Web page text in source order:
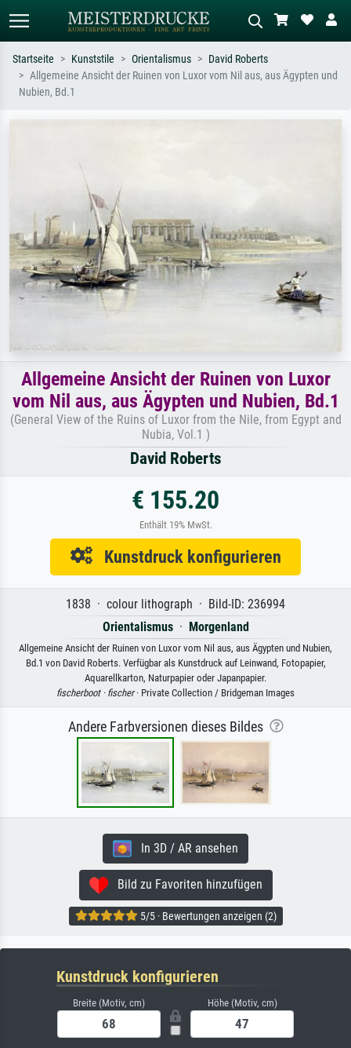
Startseite Kunststile Orientalismus
David Roberts
Allgemeine Ansicht der Ruinen von Luxor vom Nil aus, aus Ägypten und
Nubien, Bd.1
Allgemeine Ansicht der Ruinen von Luxor
vom Nil aus, aus Ägypten und Nubien, Bd.1
(General View of the Ruins of Luxor from the Nile, from Egypt and
Nubia, Vol.1 )
David Roberts
€ 155.20
Enthält 19% MwSt.
Kunstdruck konfigurieren
1838 · colour lithograph · Bild-ID: 236994
Orientalismus· Morgenland
Allgemeine Ansicht der Ruinen von Luxor vom Nil aus, aus Ägypten und Nubien,
Bd.1 von David Roberts. Verfügbar als Kunstdruck auf Leinwand, Fotopapier,
Aquarellkarton, Naturpapier oder Japanpapier.
fischerboot · fischer· Private Collection / Bridgeman Images
Andere Farbversionen dieses Bildes
In 3D / AR ansehen
Bild zu Favoriten hinzufügen
5/5 · Bewertungen anzeigen (2)
Kunstdruck konfigurieren
Breite (Motiv, cm) Höhe (Motiv, cm)